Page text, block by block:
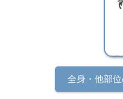
全身・他部